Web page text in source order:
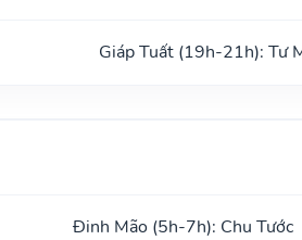
Giáp Tuất (19h-21h): Tư
Đinh Mão (5h-7h): Chu Tước